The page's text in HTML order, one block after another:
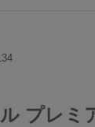
プレミ